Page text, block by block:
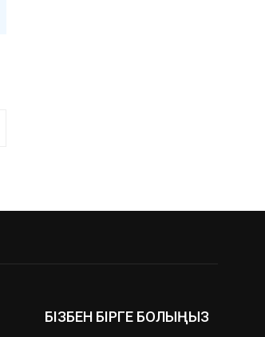
БІЗБЕН БІРГЕ БОЛЫҢЫЗ